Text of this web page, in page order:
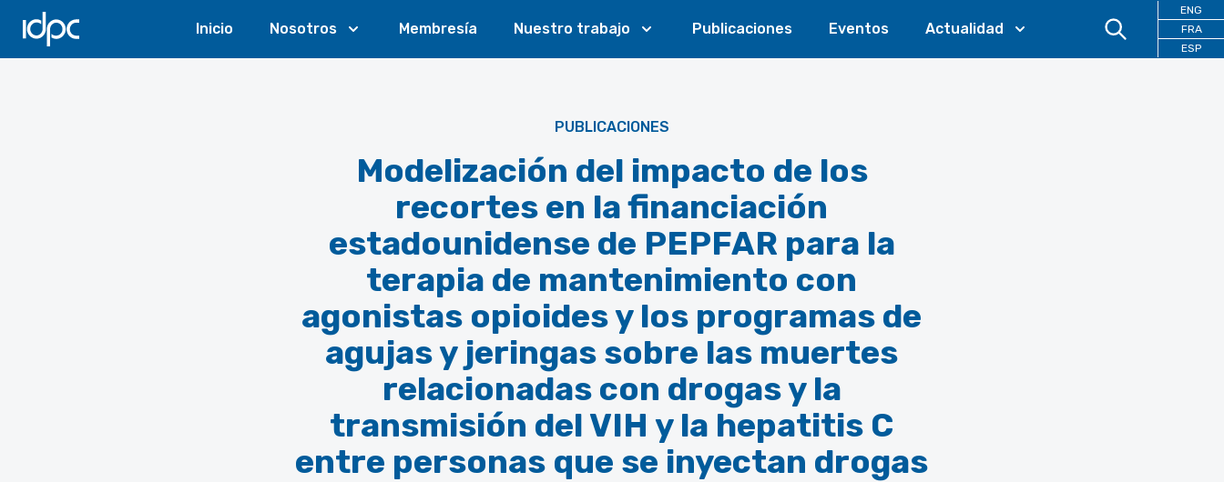
IDPC
Inicio Nosotros Membresía Nuestro trabajo Publicaciones Eventos Actualidad
ENG
FRA
ESP
PUBLICACIONES
Modelización del impacto de los
recortes en la financiación
estadounidense de PEPFAR para la
terapia de mantenimiento con
agonistas opioides y los programas de
agujas y jeringas sobre las muertes
relacionadas con drogas y la
transmisión del VIH y la hepatitis C
entre personas que se inyectan drogas